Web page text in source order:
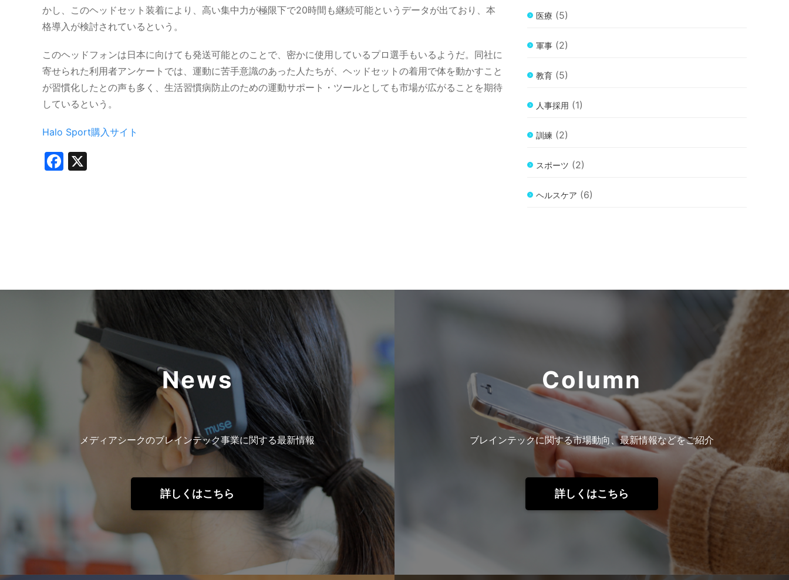
かし、このヘッドセット装着により、高い集中力が極限下で20時間も継続可能というデータが出ており、本
格導入が検討されているという。
このヘッドフォンは日本に向けても発送可能とのことで、密かに使用しているプロ選手もいるようだ。同社に
寄せられた利用者アンケートでは、運動に苦手意識のあった人たちが、ヘッドセットの着用で体を動かすこと
が習慣化したとの声も多く、生活習慣病防止のための運動サポート・ツールとしても市場が広がることを期待
しているという。
Halo Sport購入サイト
Facebook
医療 (5)
軍事 (2)
教育 (5)
人事採用 (1)
訓練 (2)
スポーツ (2)
ヘルスケア (6)
News
メディアシークのブレインテック事業に関する最新情報
詳しくはこちら
Column
ブレインテックに関する市場動向、最新情報などをご紹介
詳しくはこちら